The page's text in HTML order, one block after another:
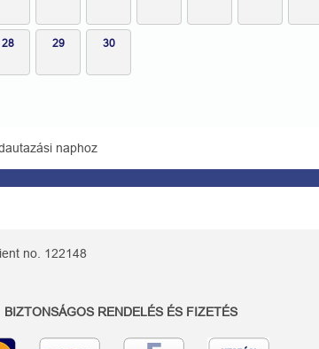
28 29 30
naphoz
no. 122148
BIZTONSÁGOS RENDELÉS ÉS FIZETÉS